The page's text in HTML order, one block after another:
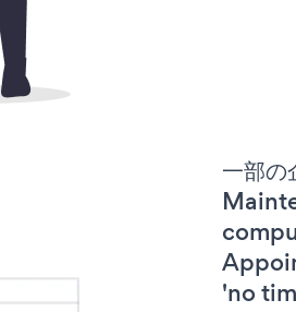
一部
'no